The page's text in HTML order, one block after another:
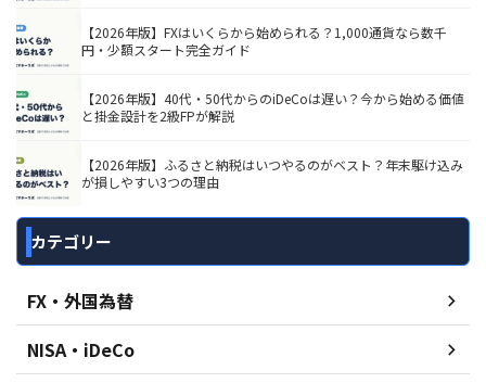
【2026年版】FXはいくらから始められる？1,000通貨なら数千
円・少額スタート完全ガイド
【2026年版】40代・50代からのiDeCoは遅い？今から始める価値
と掛金設計を2級FPが解説
【2026年版】ふるさと納税はいつやるのがベスト？年末駆け込み
が損しやすい3つの理由
カテゴリー
FX・外国為替
NISA・iDeCo